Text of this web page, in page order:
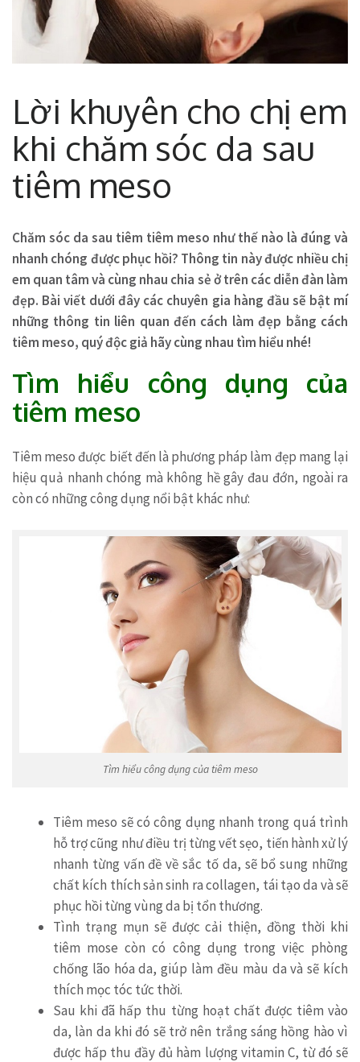
Lời khuyên cho chị em
khi chăm sóc da sau
tiêm meso
Chăm sóc da sau tiêm tiêm meso như thế nào là đúng và
nhanh chóng được phục hồi? Thông tin này được nhiều chị
em quan tâm và cùng nhau chia sẻ ở trên các diễn đàn làm
đẹp. Bài viết dưới đây các chuyên gia hàng đầu sẽ bật mí
những thông tin liên quan đến cách làm đẹp bằng cách
tiêm meso, quý độc giả hãy cùng nhau tìm hiểu nhé!
Tìm hiểu công dụng của
tiêm meso
Tiêm meso được biết đến là phương pháp làm đẹp mang lại
hiệu quả nhanh chóng mà không hề gây đau đớn, ngoài ra
còn có những công dụng nổi bật khác như:
Tìm hiểu công dụng của tiêm meso
Tiêm meso sẽ có công dụng nhanh trong quá trình
hỗ trợ cũng như điều trị từng vết sẹo, tiến hành xử lý
nhanh từng vấn đề về sắc tố da, sẽ bổ sung những
chất kích thích sản sinh ra collagen, tái tạo da và sẽ
phục hồi từng vùng da bị tổn thương.
Tình trạng mụn sẽ được cải thiện, đồng thời khi
tiêm mose còn có công dụng trong việc phòng
chống lão hóa da, giúp làm đều màu da và sẽ kích
thích mọc tóc tức thời.
Sau khi đã hấp thu từng hoạt chất được tiêm vào
da, làn da khi đó sẽ trở nên trắng sáng hồng hào vì
được hấp thu đầy đủ hàm lượng vitamin C, từ đó sẽ